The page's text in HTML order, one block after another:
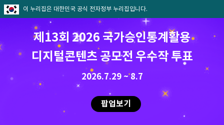
이 누리집은 대한민국 공식 전자정부 누리집입니다.
제13회 2026 국가승인통계활용
디지털콘텐츠 공모전 우수작 투표
2026.7.29 ~ 8.7
팝업보기